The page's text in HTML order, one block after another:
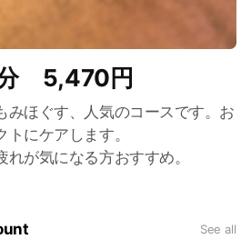
分 5,470円
みほぐす、人気のコースです。お
にケアします。
が気になる方おすすめ。
See all